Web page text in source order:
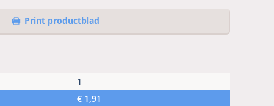
Print productblad
1
€ 1,91